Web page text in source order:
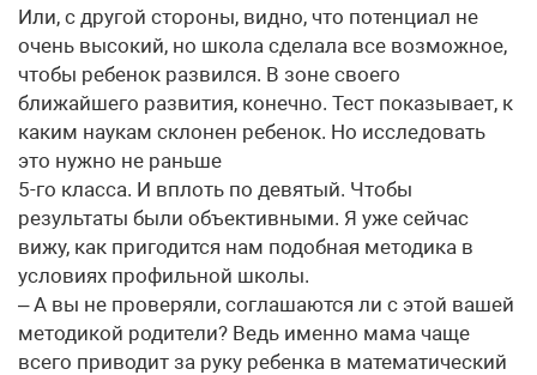
Или, с другой стороны, видно, что потенциал не
очень высокий, но школа сделала все возможное,
чтобы ребенок развился. В зоне своего
ближайшего развития, конечно. Тест показывает, к
каким наукам склонен ребенок. Но исследовать
это нужно не раньше
5-го класса. И вплоть по девятый. Чтобы
результаты были объективными. Я уже сейчас
вижу, как пригодится нам подобная методика в
условиях профильной школы.
– А вы не проверяли, соглашаются ли с этой вашей
методикой родители? Ведь именно мама чаще
всего приводит за руку ребенка в математический